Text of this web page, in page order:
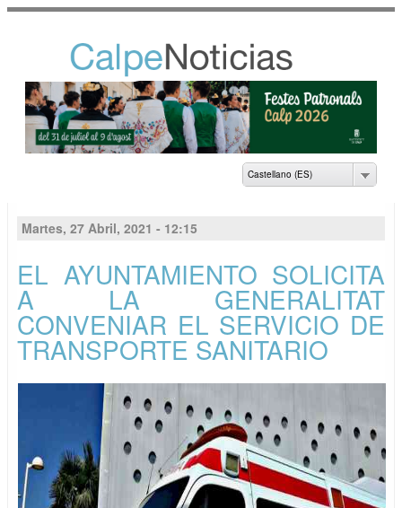
principal
NOTICIAS DEL
AYUNTAMIENTO DE
Castellano (ES)
Martes, 27 Abril, 2021 - 12:15
EL AYUNTAMIENTO SOLICITA
A LA GENERALITAT
CONVENIAR EL SERVICIO DE
TRANSPORTE SANITARIO